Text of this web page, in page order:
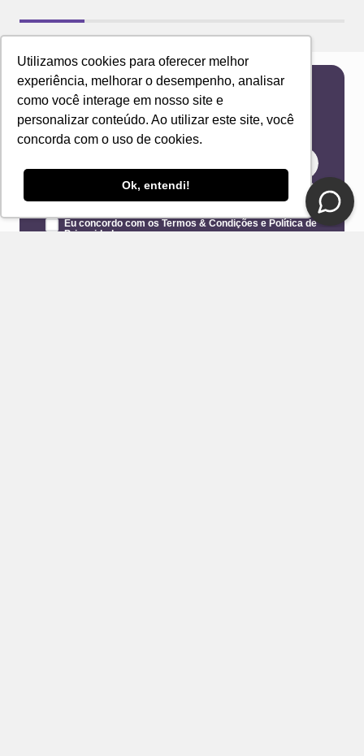
Utilizamos cookies para oferecer melhor
experiência, melhorar o desempenho, analisar
como você interage em nosso site e
personalizar conteúdo. Ao utilizar este site, você
concorda com o uso de cookies.
Ok, entendi!
Newsletter
Receba novidades e ofertas exclusivas em seu
e-mail!
Eu concordo com os Termos & Condições e Política de
Privacidade